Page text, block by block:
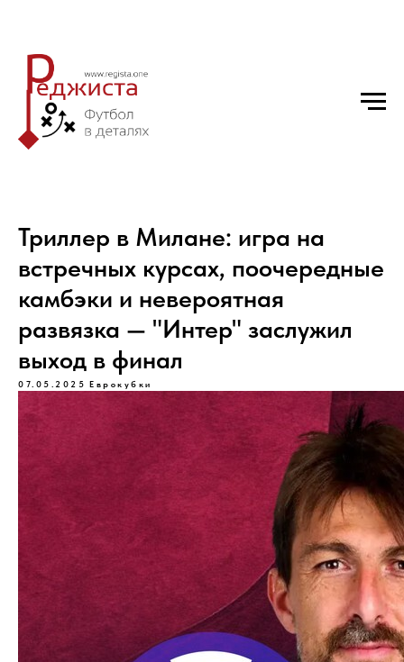
Триллер в Милане: игра на
встречных курсах, поочередные
камбэки и невероятная
развязка — "Интер" заслужил
выход в финал
07.05.2025 Еврокубки